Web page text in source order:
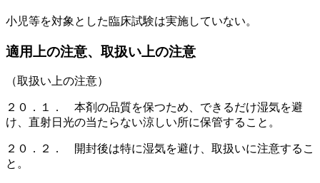
小児等を対象とした臨床試験は実施していない。
適用上の注意、取扱い上の注意
（取扱い上の注意）
２０．１． 本剤の品質を保つため、できるだけ湿気を避
け、直射日光の当たらない涼しい所に保管すること。
２０．２． 開封後は特に湿気を避け、取扱いに注意するこ
と。